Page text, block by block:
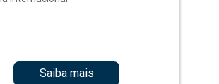
Saiba mais